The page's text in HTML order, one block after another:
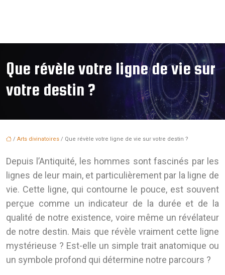
Que révèle votre ligne de vie sur
votre destin ?
/ Arts divinatoires / Que révèle votre ligne de vie sur votre destin ?
Depuis l’Antiquité, les hommes sont fascinés par les
lignes de leur main, et particulièrement par la ligne de
vie. Cette ligne, qui contourne le pouce, est souvent
perçue comme un indicateur de la durée et de la
qualité de notre existence, voire même un révélateur
de notre destin. Mais que révèle vraiment cette ligne
mystérieuse ? Est-elle un simple trait anatomique ou
un symbole profond qui détermine notre parcours ?